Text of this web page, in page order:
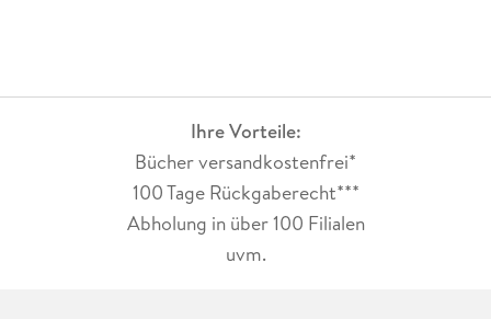
Ihre Vorteile:
Bücher versandkostenfrei*
100 Tage Rückgaberecht***
Abholung in über 100 Filialen
uvm.